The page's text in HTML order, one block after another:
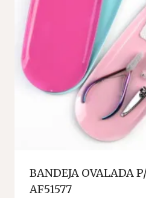
BANDEJA OVALADA
AF51577